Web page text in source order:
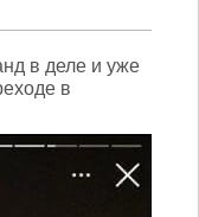
в деле и уже
в